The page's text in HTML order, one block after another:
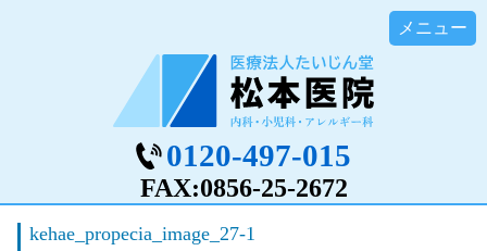
0120-497-015
FAX:0856-25-2672
kehae_propecia_image_27-1